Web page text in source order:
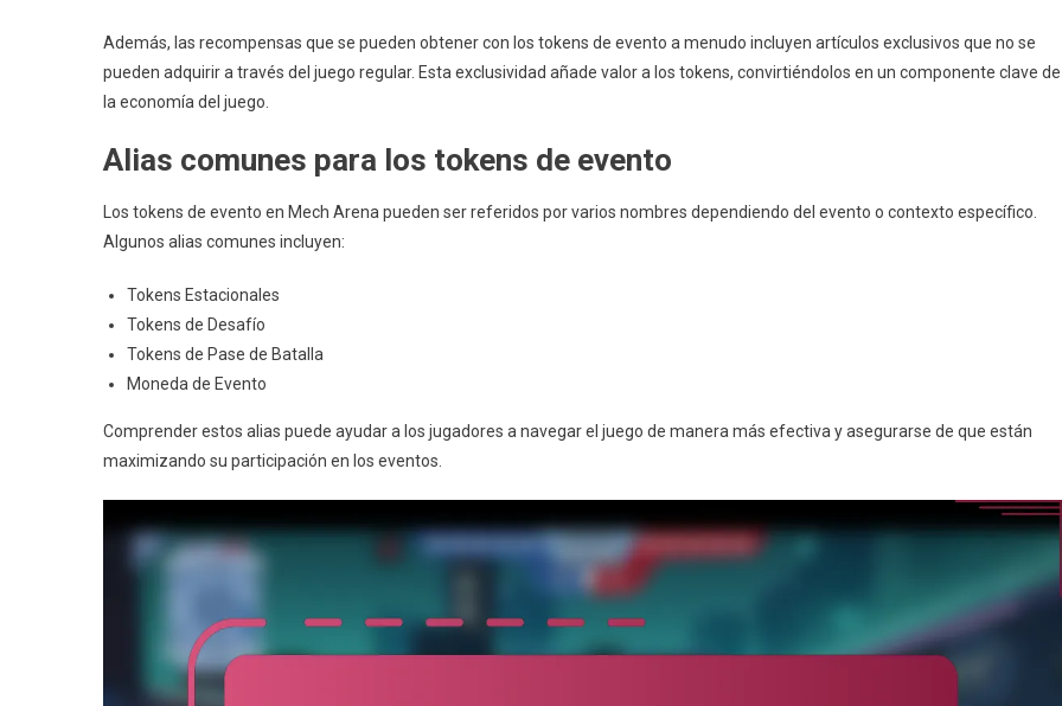
Además, las recompensas que se pueden obtener con los tokens de evento a menudo incluyen artículos exclusivos que no se
pueden adquirir a través del juego regular. Esta exclusividad añade valor a los tokens, convirtiéndolos en un componente clave de
la economía del juego.
Alias comunes para los tokens de evento
Los tokens de evento en Mech Arena pueden ser referidos por varios nombres dependiendo del evento o contexto específico.
Algunos alias comunes incluyen:
Tokens Estacionales
Tokens de Desafío
Tokens de Pase de Batalla
Moneda de Evento
Comprender estos alias puede ayudar a los jugadores a navegar el juego de manera más efectiva y asegurarse de que están
maximizando su participación en los eventos.